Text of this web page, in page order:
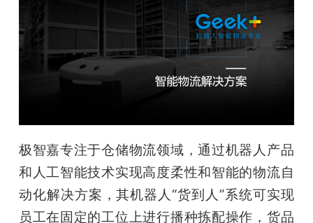
心
题
爱
极智嘉专注于仓储物流领域，通过机器人产品
和人工智能技术实现高度柔性和智能的物流自
动化解决方案，其机器人“货到人”系统可实现
员工在固定的工位上进行播种拣配操作，货品